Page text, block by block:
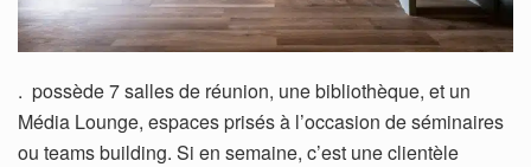
. possède 7 salles de réunion, une bibliothèque, et un
Média Lounge, espaces prisés à l’occasion de séminaires
ou teams building. Si en semaine, c’est une clientèle